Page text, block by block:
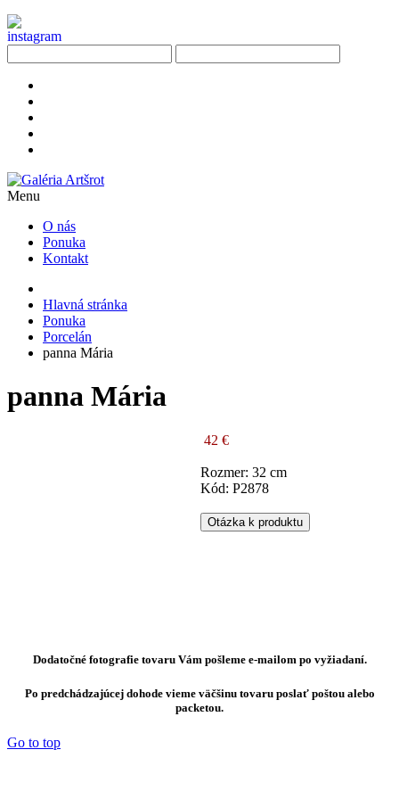
Menu
O nás
Ponuka
Kontakt
Hlavná stránka
Ponuka
Porcelán
panna Mária
panna Mária
42 €
Rozmer: 32 cm
Kód: P2878
Otázka k produktu
Dodatočné fotografie tovaru Vám pošleme e-mailom po vyžiadaní.
Po predchádzajúcej dohode vieme väčšinu tovaru poslať poštou alebo
packetou.
Go to top